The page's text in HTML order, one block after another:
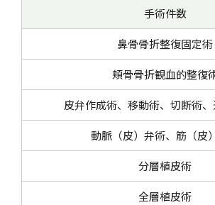
手術件数
鼻骨骨折整復固定術
頬骨骨折観血的整復
皮弁作成術、移動術、切断術
動脈（皮）弁術、筋（皮
分層植皮術
全層植皮術